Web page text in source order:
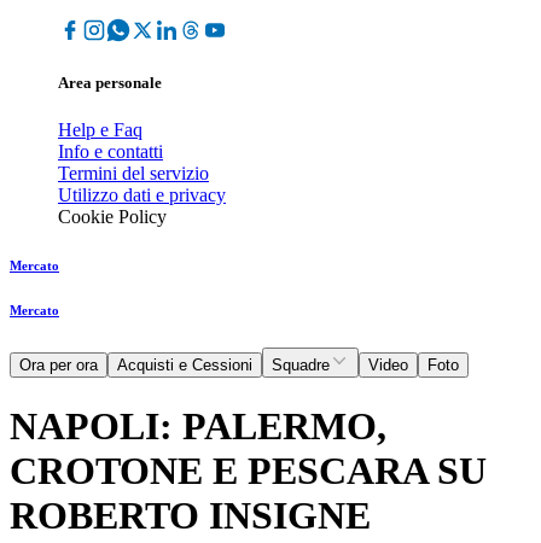
Area personale
Help e Faq
Info e contatti
Termini del servizio
Utilizzo dati e privacy
Cookie Policy
Mercato
Mercato
Ora per ora Acquisti e Cessioni Squadre Video Foto
NAPOLI: PALERMO,
CROTONE E PESCARA SU
ROBERTO INSIGNE